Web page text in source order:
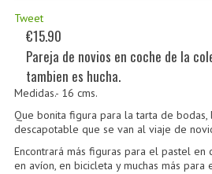
Tweet
€15.90
Pareja de novios en coche de la
tambien es hucha.
Medidas.- 16 cms.
Que bonita figura para la tarta de bodas,
descapotable que se van al viaje de
Encontrará más figuras para el pastel en
en avíon, en bicicleta y muchas más para